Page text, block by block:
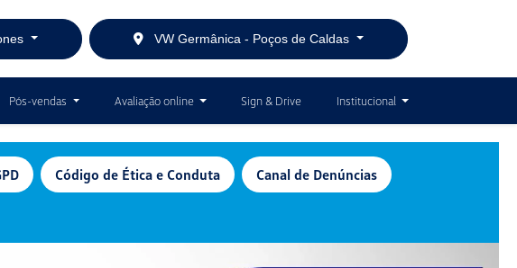
VW Germânica - Poços de Caldas
Pós-vendas Avaliação online Sign & Drive Institucional
Código de Ética e Conduta
Canal de Denúncias